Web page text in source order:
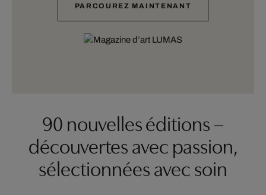
PARCOUREZ MAINTENANT
90 nouvelles éditions –
découvertes avec passion,
sélectionnées avec soin